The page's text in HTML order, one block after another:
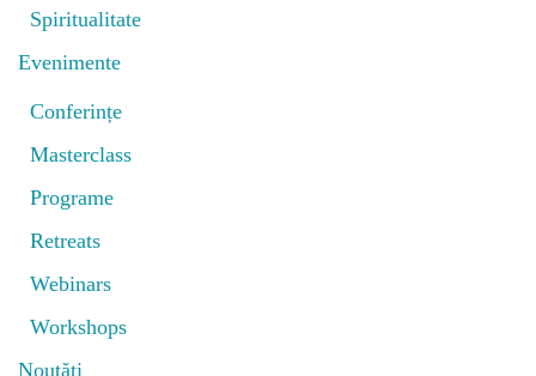
Spiritualitate
Evenimente
Conferințe
Masterclass
Programe
Retreats
Webinars
Workshops
Noutăți